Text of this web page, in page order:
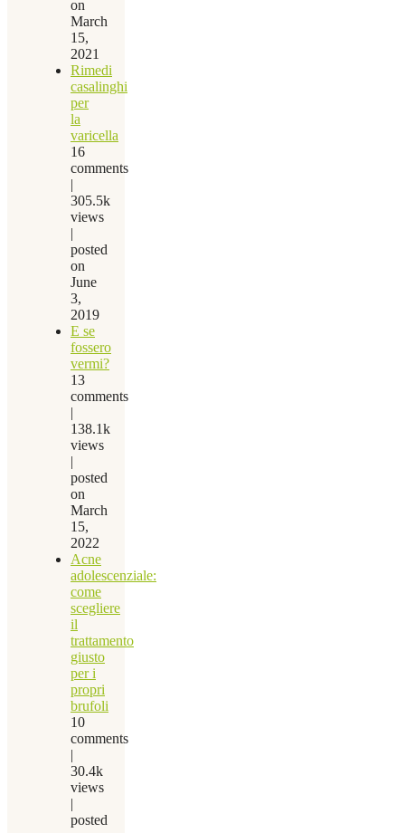
on
March
15,
2021
Rimedi
casalinghi
per
la
varicella
16
comments
|
305.5k
views
|
posted
on
June
3,
2019
E se
fossero
vermi?
13
comments
|
138.1k
views
|
posted
on
March
15,
2022
Acne
adolescenziale:
come
scegliere
il
trattamento
giusto
per i
propri
brufoli
10
comments
|
30.4k
views
|
posted